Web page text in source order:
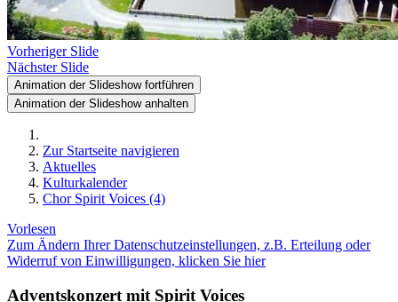
Vorheriger Slide
Nächster Slide
Animation der Slideshow fortführen
Animation der Slideshow anhalten
Zur Startseite navigieren
Aktuelles
Kulturkalender
Chor Spirit Voices (4)
Vorlesen
Zum Ändern Ihrer Datenschutzeinstellungen, z.B. Erteilung oder
Widerruf von Einwilligungen, klicken Sie hier
Adventskonzert mit Spirit Voices